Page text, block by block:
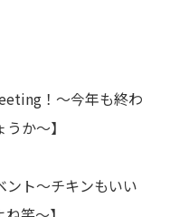
！〜今年も終わ
か〜】
ト〜チキンもいい